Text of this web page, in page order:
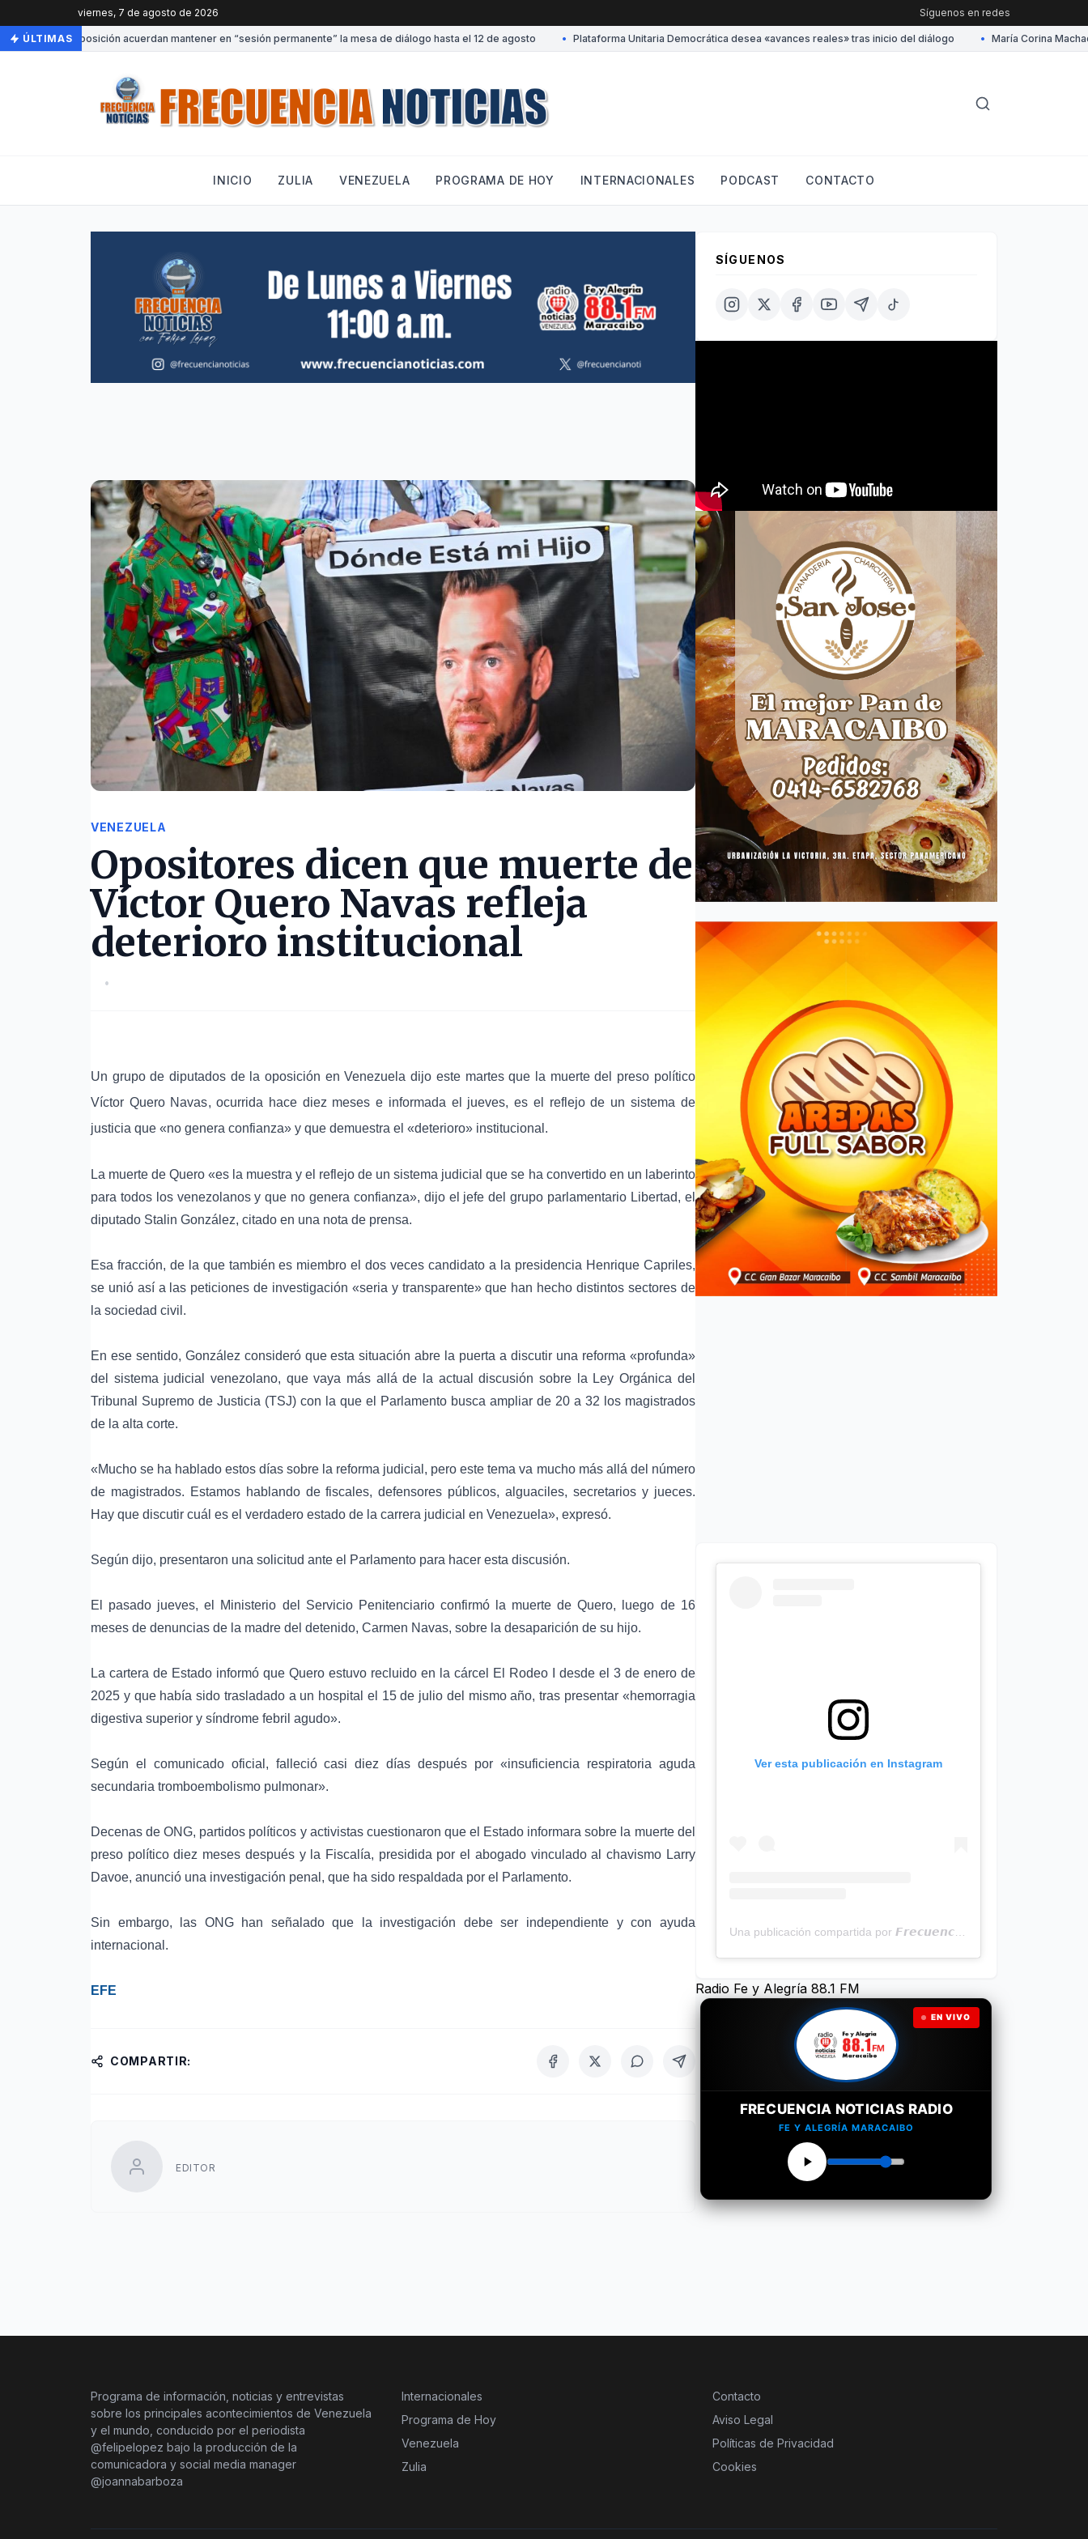
viernes, 7 de agosto de 2026 Síguenos en redes
ÚLTIMAS
Gobierno y oposición acuerdan mantener en “sesión permanente” la mesa de diálogo hasta el 12 de agosto Plataforma Unitaria Democrática desea «avances reales» tras inicio del diálogo María Corina
INICIO ZULIA VENEZUELA PROGRAMA DE HOY INTERNACIONALES PODCAST CONTACTO
VENEZUELA
Opositores dicen que muerte de
Víctor Quero Navas refleja
deterioro institucional
•
Un grupo de diputados de laoposición en Venezuela dijo este martes que la muerte del preso político
Víctor Quero Navas, ocurrida hace diez meses e informada el jueves, es el reflejo de un sistema de
justicia que «no genera confianza» y que demuestra el «deterioro» institucional.
La muerte de Quero «es la muestra y el reflejo de un sistema judicial que se ha convertido en un laberinto
para todos los venezolanos y que no genera confianza», dijo el jefe del grupo parlamentario Libertad, el
diputado Stalin González, citado en una nota de prensa.
Esa fracción, de la que también es miembro eldos veces candidato a la presidencia Henrique Capriles,
se unió así a las peticiones de investigación «seria y transparente» que han hecho distintos sectores de
la sociedad civil.
En ese sentido, González consideró que esta situación abre la puerta a discutir una reforma «profunda»
del sistema judicial venezolano, que vaya más allá de la actual discusión sobre la Ley Orgánica del
Tribunal Supremo de Justicia (TSJ) con la que el Parlamento busca ampliar de 20 a 32 los magistrados
de la alta corte.
«Mucho se ha hablado estos días sobre la reforma judicial, pero este tema va mucho más allá del número
de magistrados. Estamos hablando de fiscales, defensores públicos, alguaciles, secretarios y jueces.
Hay que discutir cuál es el verdadero estado de la carrera judicial en Venezuela», expresó.
Según dijo, presentaron una solicitud ante el Parlamento para hacer esta discusión.
El pasado jueves, el Ministerio del Servicio Penitenciario confirmó la muerte de Quero, luego de 16
meses de denuncias de la madre del detenido, Carmen Navas, sobre la desaparición de su hijo.
La cartera de Estado informó que Quero estuvo recluido en la cárcel El Rodeo I
desde el 3 de enero de
2025 y que había sido trasladado a un hospital el 15 de julio del mismo año, tras presentar «hemorragia
digestiva superior y síndrome febril agudo».
Según el comunicado oficial, falleció casi diez días después por «insuficiencia respiratoria aguda
secundaria tromboembolismo pulmonar».
Decenas de ONG, partidos políticos y activistas cuestionaron que el Estado informara sobre la muerte del
preso político diez meses después y la Fiscalía, presidida por el abogado vinculado al chavismo Larry
Davoe, anunció una investigación penal, que ha sido respaldada por el Parlamento.
Sin embargo, las ONG han señalado que la investigación debe ser independiente y con ayuda
internacional.
EFE
COMPARTIR:
EDITOR
SÍGUENOS
Ver esta publicación en Instagram
Una publicación compartida por 𝙁𝙧𝙚𝙘𝙪𝙚𝙣𝙘𝙞𝙖 𝙉𝙤𝙩𝙞𝙘𝙞𝙖𝙨 | Programa Radial (@frecuencianoticias)
Radio Fe y Alegría 88.1 FM
EN VIVO
FRECUENCIA NOTICIAS RADIO
FE Y ALEGRÍA MARACAIBO
Programa de información, noticias y entrevistas
sobre los principales acontecimientos de Venezuela
y el mundo, conducido por el periodista
@felipelopez bajo la producción de la
comunicadora y social media manager
@joannabarboza
Internacionales
Programa de Hoy
Venezuela
Zulia
Contacto
Aviso Legal
Políticas de Privacidad
Cookies